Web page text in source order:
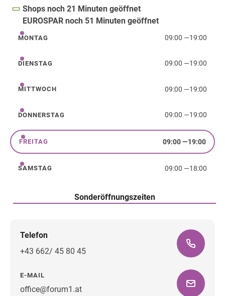
Shops noch 21 Minuten geöffnet
EUROSPAR noch 51 Minuten geöffnet
Montag
MONTAG 09:00 —19:00
Dienstag
DIENSTAG 09:00 —19:00
Mittwoch
MITTWOCH 09:00 —19:00
Donnerstag
DONNERSTAG 09:00 —19:00
Freitag
FREITAG 09:00—19:00
Samstag
SAMSTAG 09:00 —18:00
Sonderöffnungszeiten
Telefon
+43 662/ 45 80 45
E-MAIL
office@forum1.at